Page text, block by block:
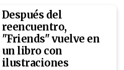
Después del
reencuentro,
"Friends" vuelve en
un libro con
ilustraciones